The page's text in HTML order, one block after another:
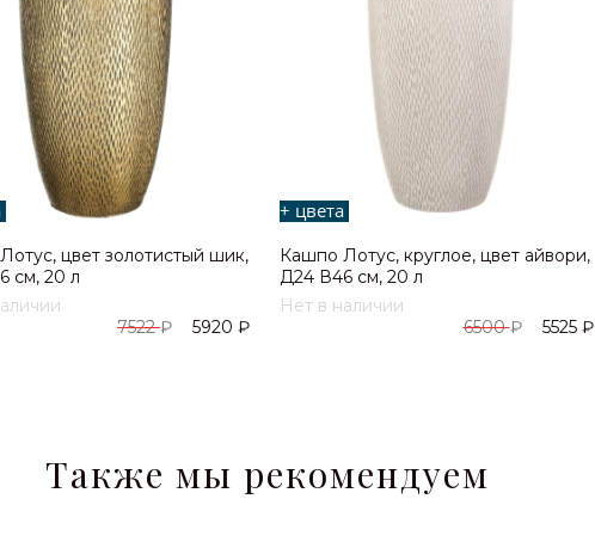
цвет золотистый шик,
см, 20 л
7522₽ 5920 ₽
+ цвета
Кашпо Лотус, круглое, цвет айвори,
Д24 В46 см, 20 л
Нет в наличии
6500₽ 5525 ₽
Также мы рекомендуем